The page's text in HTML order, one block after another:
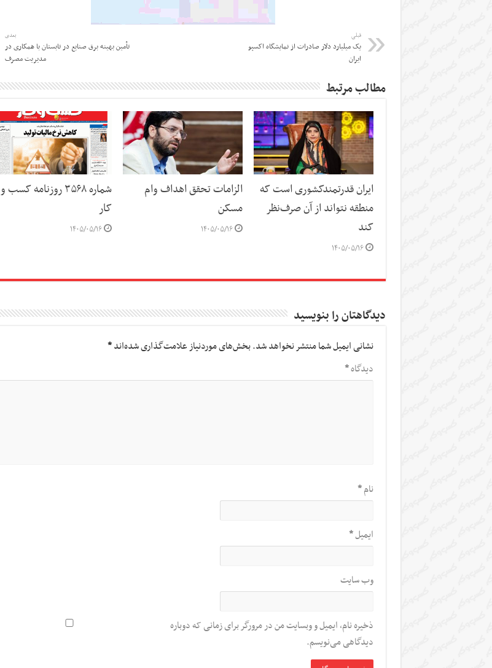
قبلی
یک میلیارد دلار صادرات از نمایشگاه اکسپو
ایران
بعدی
تأمین بهینه برق صنایع در تابستان با همکاری در
مدیریت مصرف
مطالب مرتبط
ایران قدرتمندکشوری است که
منطقه نتواند از آن صرف‌نظر
کند
۱۴۰۵/۰۵/۱۶
الزامات تحقق اهداف وام
مسکن
۱۴۰۵/۰۵/۱۶
شماره ۳۵۶۸ روزنامه کسب و
کار
۱۴۰۵/۰۵/۱۶
دیدگاهتان را بنویسید
نشانی ایمیل شما منتشر نخواهد شد.بخش‌های موردنیاز علامت‌گذاری شده‌اند*
دیدگاه*
نام*
ایمیل*
وب‌ سایت
ذخیره نام، ایمیل و وبسایت من در مرورگر برای زمانی که دوباره
دیدگاهی می‌نویسم.